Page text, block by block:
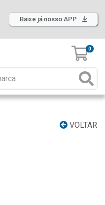
Baixe já nosso APP
0
VOLTAR